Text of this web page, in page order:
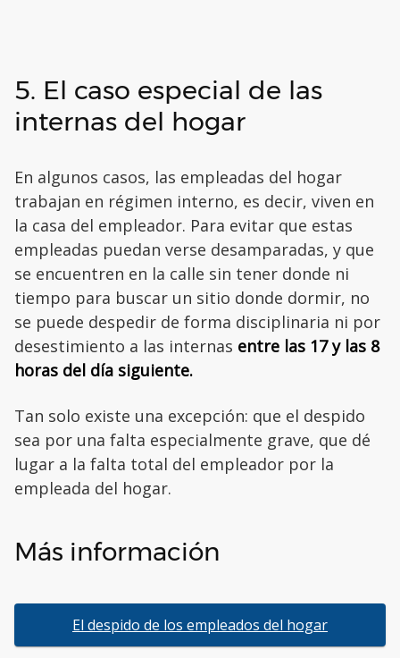
5. El caso especial de las
internas del hogar
En algunos casos, las empleadas del hogar
trabajan en régimen interno, es decir, viven en
la casa del empleador. Para evitar que estas
empleadas puedan verse desamparadas, y que
se encuentren en la calle sin tener donde ni
tiempo para buscar un sitio donde dormir, no
se puede despedir de forma disciplinaria ni por
desestimiento a las internas entre las 17 y las 8
horas del día siguiente.
Tan solo existe una excepción: que el despido
sea por una falta especialmente grave, que dé
lugar a la falta total del empleador por la
empleada del hogar.
Más información
El despido de los empleados del hogar